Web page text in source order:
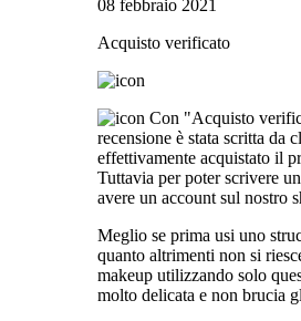
08 febbraio 2021
Acquisto verificato
Con "Acquisto
recensione è stata scritta da
effettivamente acquistato il
Tuttavia per poter scrivere
avere un account sul nostro
Meglio se prima usi uno
quanto altrimenti non si
makeup utilizzando solo
molto delicata e non brucia